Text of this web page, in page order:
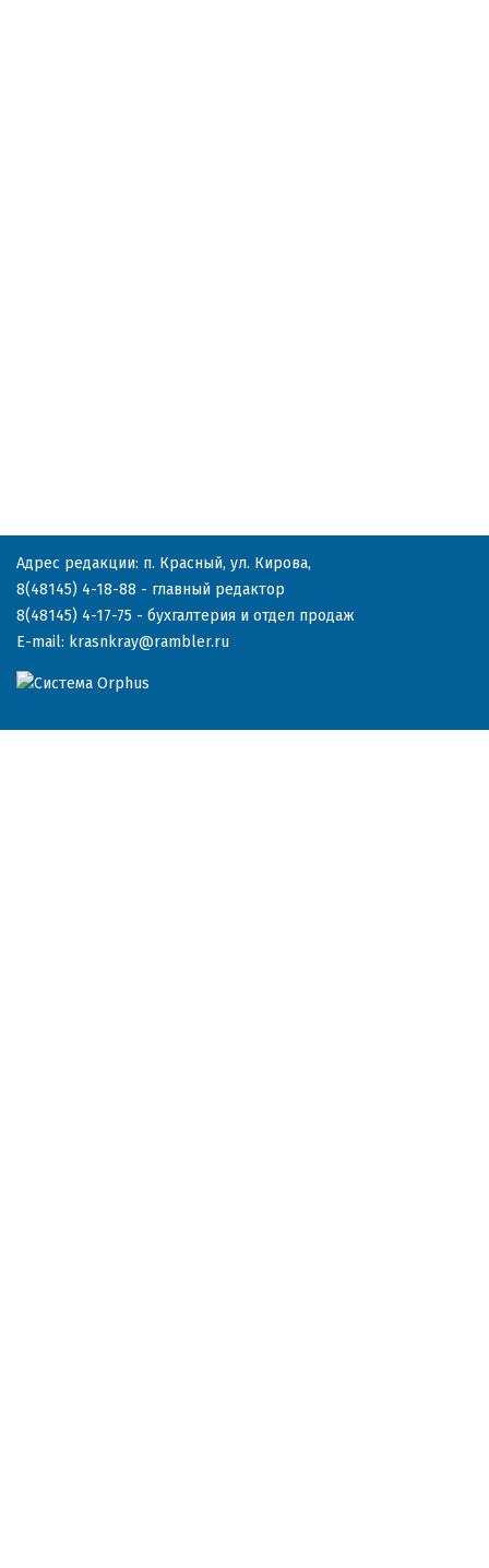
Адрес редакции: п. Красный, ул. Кирова,
8(48145) 4-18-88 - главный редактор
8(48145) 4-17-75 - бухгалтерия и отдел продаж
E-mail: krasnkray@rambler.ru